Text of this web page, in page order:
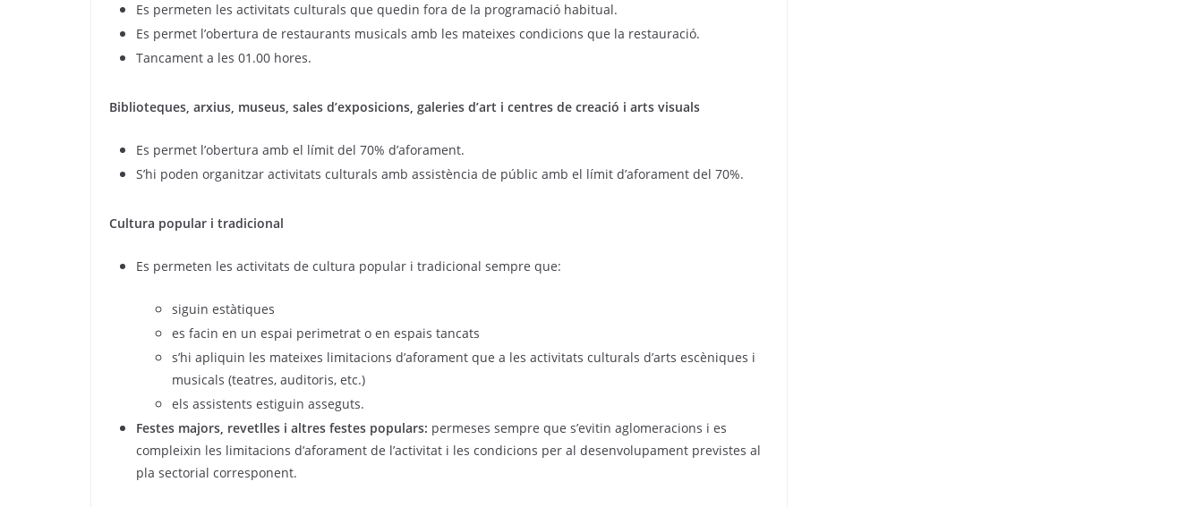
Es permeten les activitats culturals que quedin fora de la programació habitual.
Es permet l’obertura de restaurants musicals amb les mateixes condicions que la restauració.
Tancament a les 01.00 hores.
Biblioteques, arxius, museus, sales d’exposicions, galeries d’art i centres de creació i arts visuals
Es permet l’obertura amb el límit del 70% d’aforament.
S’hi poden organitzar activitats culturals amb assistència de públic amb el límit d’aforament del 70%.
Cultura popular i tradicional
Es permeten les activitats de cultura popular i tradicional sempre que:
siguin estàtiques
es facin en un espai perimetrat o en espais tancats
s’hi apliquin les mateixes limitacions d’aforament que a les activitats culturals d’arts escèniques i
musicals (teatres, auditoris, etc.)
els assistents estiguin asseguts.
Festes majors, revetlles i altres festes populars: permeses sempre que s’evitin aglomeracions i es
compleixin les limitacions d’aforament de l’activitat i les condicions per al desenvolupament previstes al
pla sectorial corresponent.